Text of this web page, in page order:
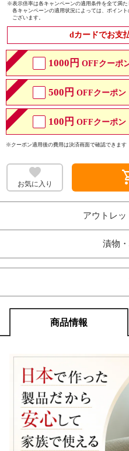
※表示倍率は各キャンペーンの適用条件を全て満た
各キャンペーンの適用状況によっては、ポイン
ございます。
dカードでお支
1000円 OFFクーポ
500円 OFFクーポン
100円 OFFクーポン
※クーポン適用後の費用は決済画面で確認できます
お気に入り
アウトレ
漬物
商品情報